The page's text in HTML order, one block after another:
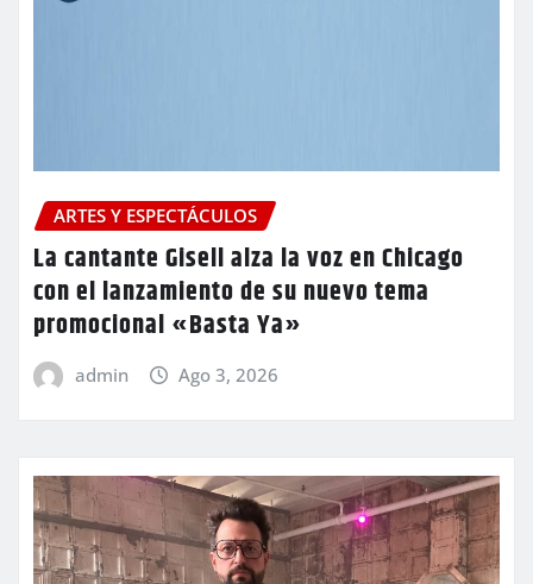
ARTES Y ESPECTÁCULOS
La cantante Gisell alza la voz en Chicago
con el lanzamiento de su nuevo tema
promocional «Basta Ya»
admin Ago 3, 2026